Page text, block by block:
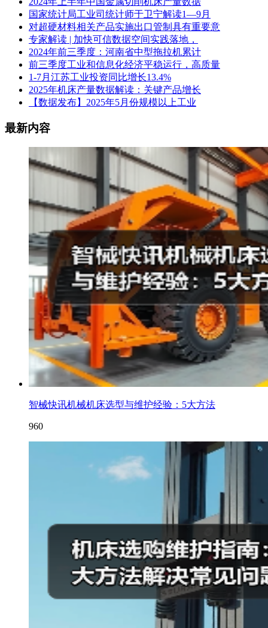
国家统计局工业司统计师于卫宁解读1—9月
对超硬材料相关产品实施出口管制具有重要意
专家解读 | 加快可信数据空间实践落地，
2024年前三季度：河南省中型拖拉机累计
前三季度工业和信息化经济平稳运行，高质量
1-7月江苏工业投资同比增长13.4%
2025年机床产量数据解读：关键产品增长
【数据发布】2025年5月份规模以上工业
最新内容
智械快讯机械机床选型与维护经验：5大方法
960